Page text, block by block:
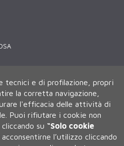
tecnici e di profilazione, propri
la corretta navigazione,
l'efficacia delle attività di
Puoi rifiutare i cookie non
su “Solo cookie
l’utilizzo cliccando